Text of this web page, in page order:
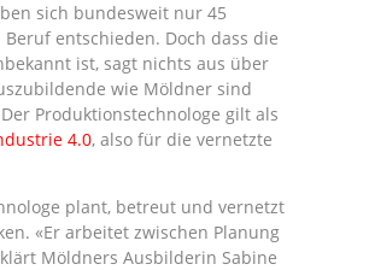
sich bundesweit nur 45
entschieden. Doch dass die
ist, sagt nichts aus über
wie Möldner sind
Produktionstechnologe gilt als
4.0, also für die vernetzte
plant, betreut und vernetzt
«Er arbeitet zwischen Planung
Möldners Ausbilderin Sabine